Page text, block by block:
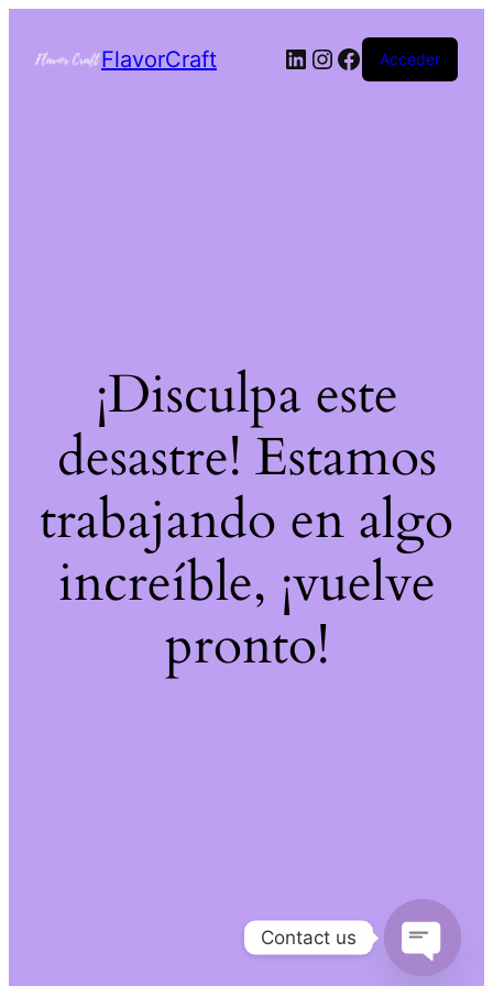
FlavorCraft Acceder
¡Disculpa este
desastre! Estamos
trabajando en algo
increíble, ¡vuelve
pronto!
Contact us